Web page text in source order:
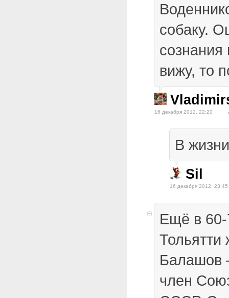
собаку.
сознания
вижу, то
16 декабря 2012, 22:20
В
Sil
16 декабря 2012, 23:45
Ещё в 60-
Тольятти
Балашов
член